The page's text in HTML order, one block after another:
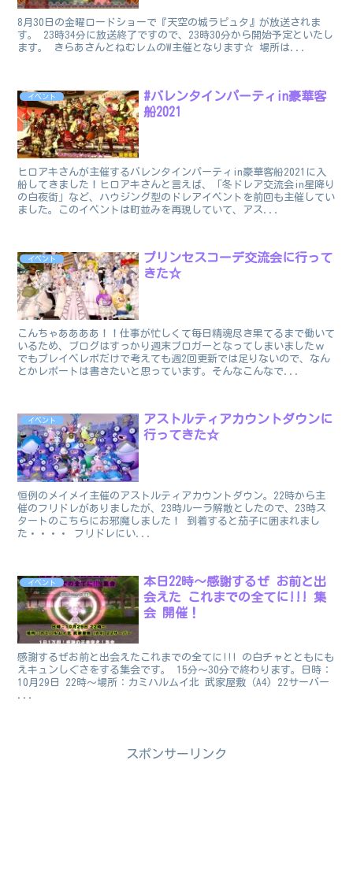
8月30日の金曜ロードショーで『天空の城ラピュタ』が放送されま
す。 23時34分に放送終了ですので、23時30分から開始予定といたし
ます。 きらあさんとねむレムのW主催となります☆ 場所は...
イベント
#バレンタインパーティin豪華客
船2021
ヒロアキさんが主催するバレンタインパーティin豪華客船2021に入
船してきました！ヒロアキさんと言えば、「冬ドレア交流会in星降り
の白夜街」など、ハウジング型のドレアイベントを前回も主催してい
ました。このイベントは町並みを再現していて、アス...
イベント
プリンセスコーデ交流会に行って
きた☆
こんちゃああああ！！仕事が忙しくて毎日精魂尽き果てるまで働いて
いるため、ブログはすっかり週末ブロガーとなってしまいましたｗ
でもプレイベレポだけで考えても週2回更新では足りないので、なん
とかレポートは書きたいと思っています。そんなこんなで...
イベント
アストルティアカウントダウンに
行ってきた☆
恒例のメイメイ主催のアストルティアカウントダウン。22時から主
催のフリドレがありましたが、23時ルーラ解散としたので、23時ス
タートのこちらにお邪魔しました！ 到着すると茄子に囲まれまし
た・・・・ フリドレにい...
イベント
本日22時～感謝するぜ お前と出
会えた これまでの全てに!!! 集
会 開催！
感謝するぜお前と出会えたこれまでの全てに!!! の白チャとともにも
えキュンしぐさをする集会です。 15分～30分で終わります。日時：
10月29日 22時～場所：カミハルムイ北 武家屋敷（A4) 22サーバー
...
スポンサーリンク